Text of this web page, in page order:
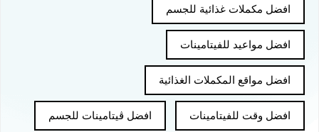
افضل مكملات غذائية للجسم
افضل مواعيد للفيتامينات
افضل مواقع المكملات الغذائية
افضل وقت للفيتامينات افضل ڤيتامينات للجسم